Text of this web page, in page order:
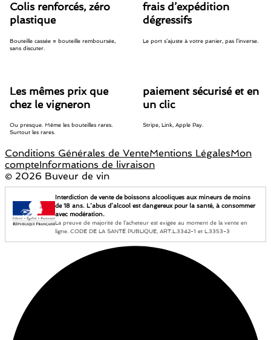
Colis renforcés, zéro
plastique
Bouteille cassée = bouteille remboursée,
sans discuter.
frais d’expédition
dégressifs
Le port s’ajuste à votre panier, pas l’inverse.
Les mêmes prix que
chez le vigneron
Ou presque. Même les bouteilles rares.
Surtout les rares.
paiement sécurisé et en
un clic
Stripe, Link, Apple Pay.
Conditions Générales de VenteMentions LégalesMon
compteInformations de livraison
© 2026 Buveur de vin
Interdiction de vente de boissons alcooliques aux mineurs de moins
de 18 ans. L’abus d’alcool est dangereux pour la santé, à consommer
avec modération.
La preuve de majorité de l’acheteur est exigée au moment de la vente en
ligne. CODE DE LA SANTÉ PUBLIQUE, ART.L.3342-1 et L.3353-3